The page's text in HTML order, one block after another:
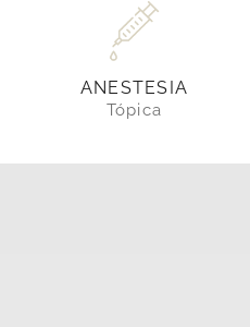
ANESTESIA
Tópica